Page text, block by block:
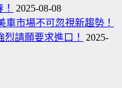
2025-08-08
車市場不可忽視新趨勢！
請願要求進口！
2025-